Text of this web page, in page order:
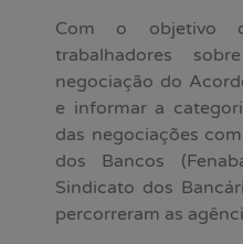
Com o objetivo
trabalhadores
negociação do
e informar a
das negociações
dos Bancos
Sindicato dos
percorreram as